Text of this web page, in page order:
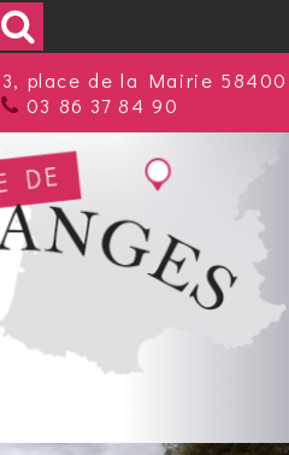
place de la Mairie 58400
03 86 37 84 90